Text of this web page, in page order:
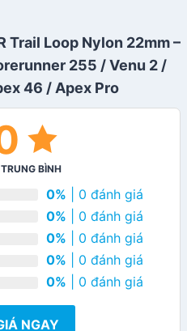
Trail Loop Nylon 22mm –
255 / Venu 2 /
46 / Apex Pro
BÌNH
0% | 0 đánh giá
0% | 0 đánh giá
0% | 0 đánh giá
0% | 0 đánh giá
0% | 0 đánh giá
NGAY